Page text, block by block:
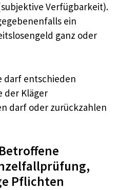
Verfügbarkeit).
ein
ganz oder
darf entschieden
der Kläger
darf oder zurückzahlen
Pflichten